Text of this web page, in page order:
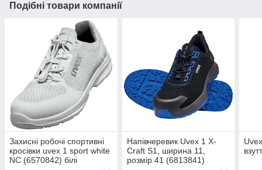
Подібні товари компанії
Захисні робочі спортивні
кросівки uvex 1 sport white
NC (6570842) білі
Напівчеревик Uvex 1 X-
Craft S1, ширина 11,
розмір 41 (6813841)